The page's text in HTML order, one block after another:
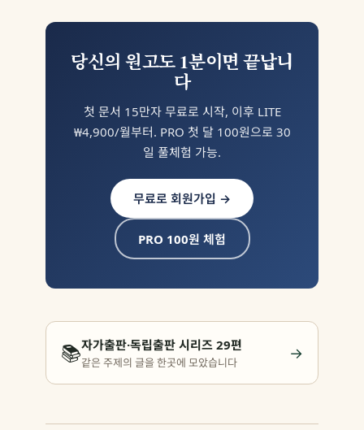
당신의 원고도 1분이면 끝납니
다
첫 문서 15만자 무료로 시작, 이후 LITE
₩4,900/월부터. PRO 첫 달 100원으로 30
일 풀체험 가능.
무료로 회원가입 →
PRO 100원 체험
📚자가출판·독립출판 시리즈 29편
같은 주제의 글을 한곳에 모았습니다 →